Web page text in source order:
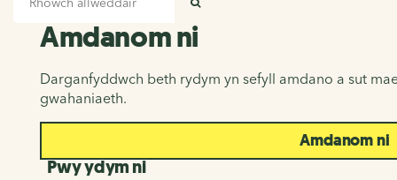
Amdanom ni
Amdanom ni
Darganfyddwch beth rydym yn sefyll amdano a sut
gwahaniaeth.
Amdanom ni
Pwy ydym ni